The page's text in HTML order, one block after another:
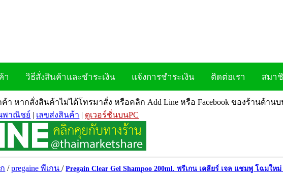
า วิธีสั่งสินค้าและชำระเงิน แจ้งการชำระเงิน ติดต่อเรา สมา
ค้า หากสั่งสินค้าไม่ได้โทรมาสั่ง หรือคลิก Add Line หรือ Facebook ของร้านด้าน
พาณิชย์ | เลขส่งสินค้า | ดูเวอร์ชั่นบนPC
/pregaine พีเกน/Pregain Clear Gel Shampoo 200ml. พรีเกน เคลียร์ เจล แชมพู โฉมให